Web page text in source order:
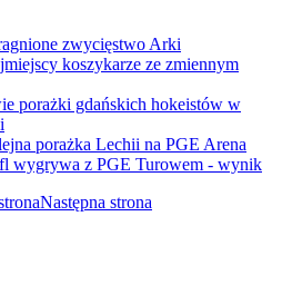
zwycięstwo Arki
koszykarze ze zmiennym
porażki gdańskich hokeistów w
porażka Lechii na PGE Arena
wygrywa z PGE Turowem - wynik
Następna strona